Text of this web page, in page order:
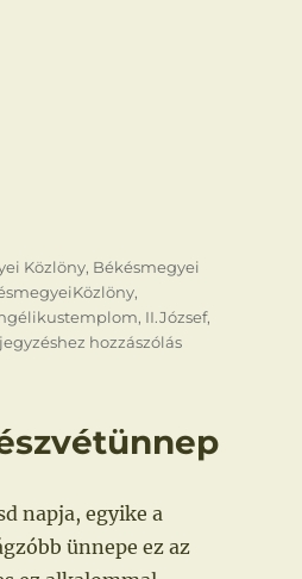
Közlöny, Békésmegyei
,
, II.József,
hozzászólás
napja, egyike a
ünnepe ez az